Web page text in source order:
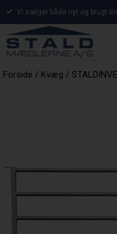
Vi sælger både nyt og brugt
Forside / Kvæg /